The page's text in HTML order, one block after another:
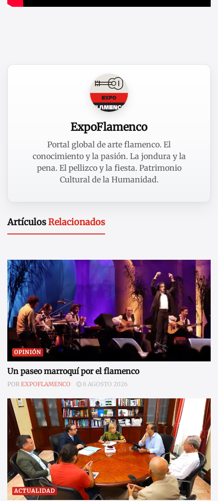
ExpoFlamenco
Portal global de arte flamenco. El
conocimiento y la pasión. La jondura y la
pena. El pellizco y la fiesta. Patrimonio
Cultural de la Humanidad.
ArtículosRelacionados
OPINIÓN
Un paseo marroquí por el flamenco
POR EXPOFLAMENCO 8 AGOSTO 2026
ACTUALIDAD